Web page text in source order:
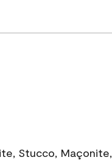
Stucco, Maçonite,